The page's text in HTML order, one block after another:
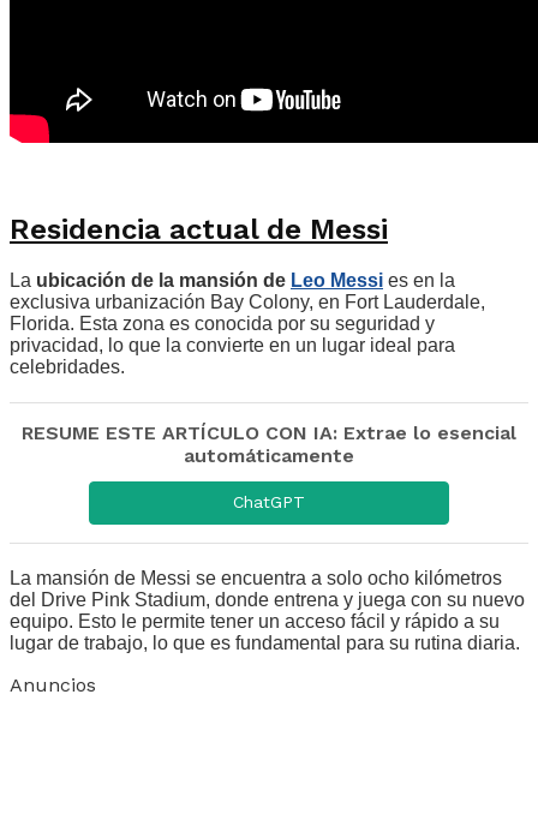
Residencia actual de Messi
La ubicación de la mansión de Leo Messi es en la
exclusiva urbanización Bay Colony, en Fort Lauderdale,
Florida. Esta zona es conocida por su seguridad y
privacidad, lo que la convierte en un lugar ideal para
celebridades.
RESUME ESTE ARTÍCULO CON IA: Extrae lo esencial
automáticamente
ChatGPT
La mansión de Messi se encuentra a solo ocho kilómetros
del Drive Pink Stadium, donde entrena y juega con su nuevo
equipo. Esto le permite tener un acceso fácil y rápido a su
lugar de trabajo, lo que es fundamental para su rutina diaria.
Anuncios